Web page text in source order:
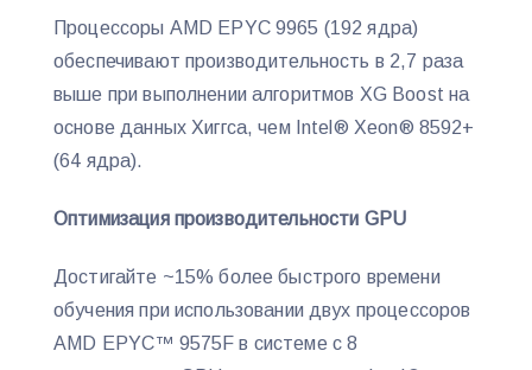
Процессоры AMD EPYC 9965 (192 ядра)
обеспечивают производительность в 2,7 раза
выше при выполнении алгоритмов XG Boost на
основе данных Хиггса, чем Intel® Xeon® 8592+
(64 ядра).
Оптимизация производительности GPU
Достигайте ~15% более быстрого времени
обучения при использовании двух процессоров
AMD EPYC™ 9575F в системе с 8